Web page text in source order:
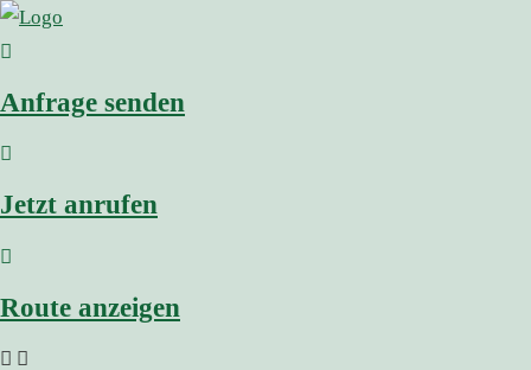
Anfrage senden
Jetzt anrufen
Route anzeigen